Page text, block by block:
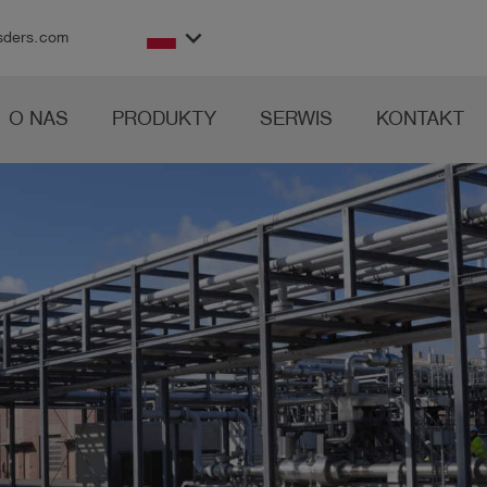
keyboard_arrow_down
O NAS PRODUKTY SERWIS KONTAKT